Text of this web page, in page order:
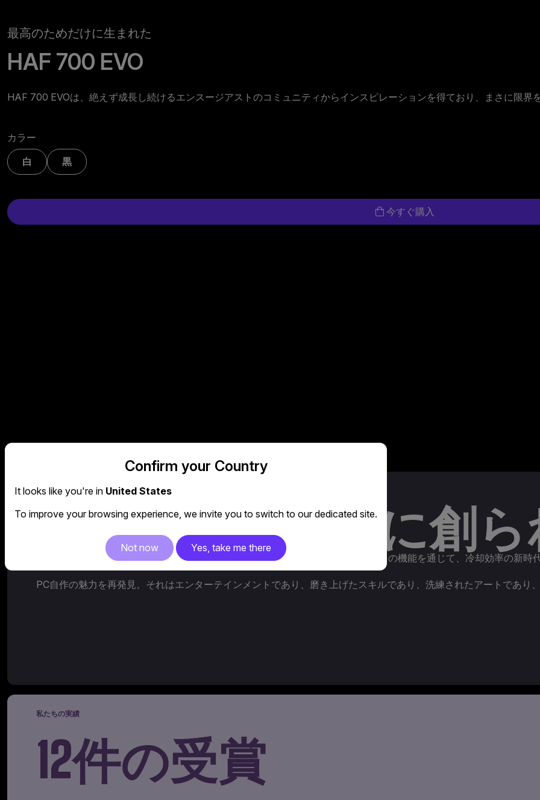
最高のためだけに生まれた
HAF 700 EVO
HAF 700 EVOは、絶えず成長し続けるエンスージアストのコミュニティからインスピレーションを得ており、まさに限界
カラー
白
黒
今すぐ購入
最高のためだけに創ら
HAF 700 EVOは、現代の冷却ソリューションの基準を超えるよう設計された独自の機能を通じて、冷却効率の新時
PC自作の魅力を再発見。それはエンターテインメントであり、磨き上げたスキルであり、洗練されたアートであり
私たちの実績
12件の受賞
Confirm your Country
It looks like you're in United States
To improve your browsing experience, we invite you to switch to our dedicated site.
Not now Yes, take me there